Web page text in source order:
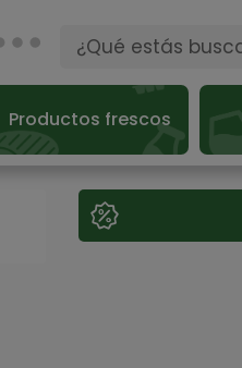
Productos frescos